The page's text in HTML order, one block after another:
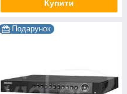
Купити
Подарунок